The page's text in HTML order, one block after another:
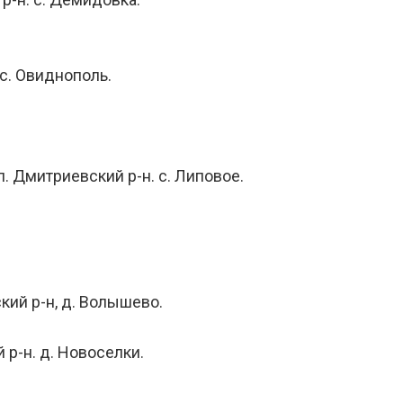
Овиднополь.
Дмитриевский р-н. с. Липовое.
р-н, д. Волышево.
р-н. д. Новоселки.